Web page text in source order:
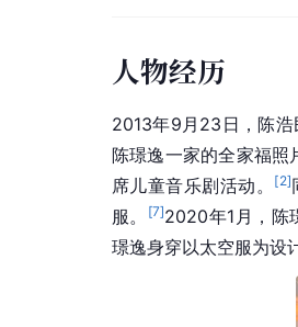
人物经历
2013年9月23日，陈
陈璟逸一家的全家福照
席儿童音乐剧活动。
[2]
服。
[7]2020年1月，陈
璟逸身穿以太空服为设